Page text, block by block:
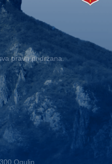
prava pridržana.
Ogulin